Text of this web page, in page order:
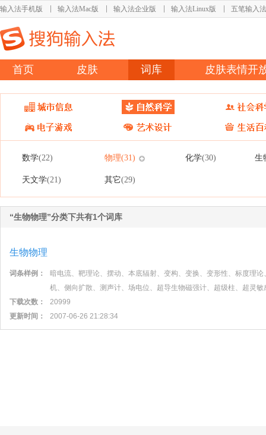
输入法手机版 输入法Mac版 输入法企业版 输入法Linux版 五笔输入法
首页 皮肤 词库 皮肤表情开
数学(22) 物理(31) 化学(30) 生
天文学(21) 其它(29)
“生物物理”分类下共有1个词库
生物物理
词条样例：
暗电流、靶理论、摆动、本底辐射、变构、变换、变形性、标度理
机、侧向扩散、测声计、场电位、超导生物磁强计、超级柱、超灵敏
下载次数：
20999
更新时间：
2007-06-26 21:28:34